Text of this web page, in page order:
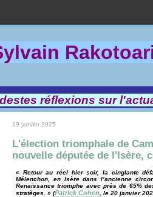
Rakotoa
réflexions sur
19 janvier 2025
L'élection triomphale de
nouvelle députée de l'Isère,
« Retour au réel hier soir, la cinglante
Mélenchon, en Isère dans l’ancienne
Renaissance triomphe avec près de 65%
stratèges. » (Patrick Cohen , le 20 janvier